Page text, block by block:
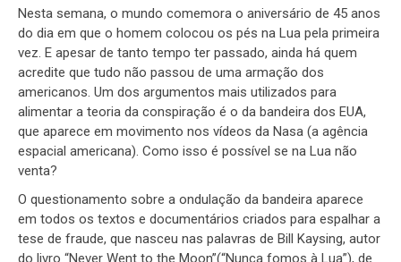
Nesta semana, o mundo comemora o aniversário de 45 anos
do dia em que o homem colocou os pés na Lua pela primeira
vez. E apesar de tanto tempo ter passado, ainda há quem
acredite que tudo não passou de uma armação dos
americanos. Um dos argumentos mais utilizados para
alimentar a teoria da conspiração é o da bandeira dos EUA,
que aparece em movimento nos vídeos da Nasa (a agência
espacial americana). Como isso é possível se na Lua não
venta?
O questionamento sobre a ondulação da bandeira aparece
em todos os textos e documentários criados para espalhar a
tese de fraude, que nasceu nas palavras de Bill Kaysing, autor
do livro “Never Went to the Moon”(“Nunca fomos à Lua”), de